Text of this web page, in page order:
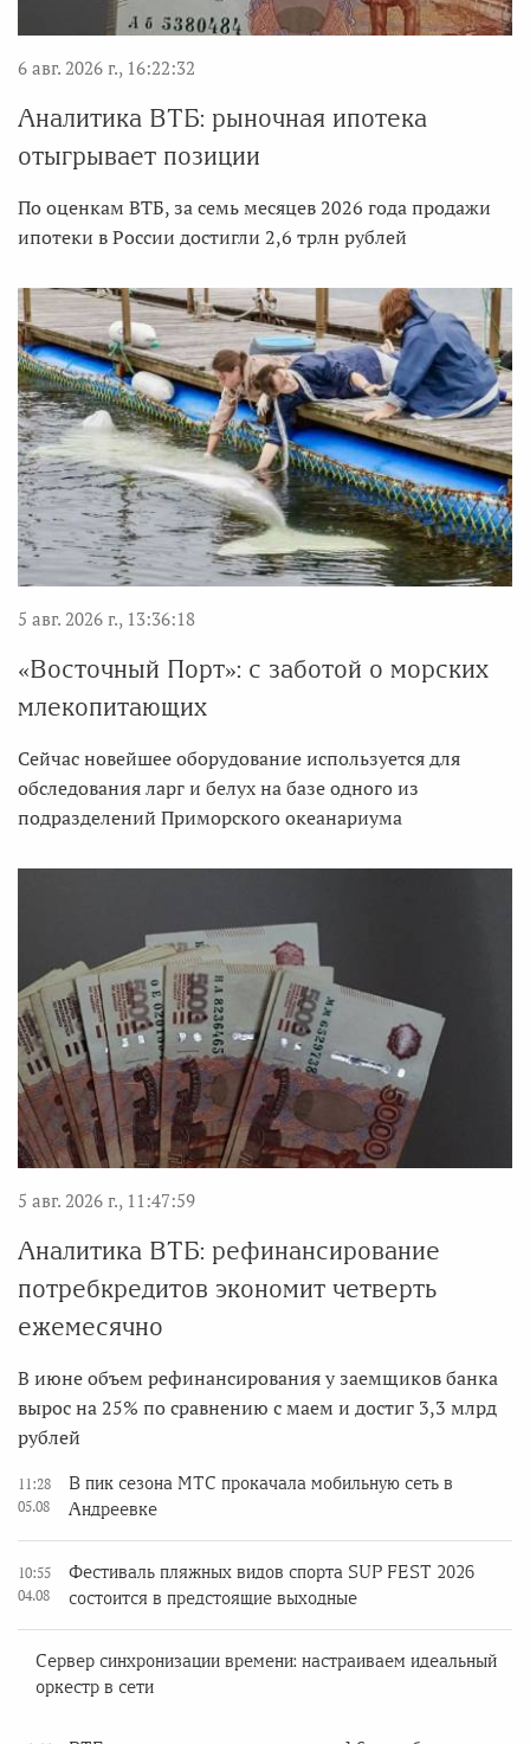
6 авг. 2026 г., 16:22:32
Аналитика ВТБ: рыночная ипотека
отыгрывает позиции
По оценкам ВТБ, за семь месяцев 2026 года продажи
ипотеки в России достигли 2,6 трлн рублей
5 авг. 2026 г., 13:36:18
«Восточный Порт»: с заботой о морских
млекопитающих
Сейчас новейшее оборудование используется для
обследования ларг и белух на базе одного из
подразделений Приморского океанариума
5 авг. 2026 г., 11:47:59
Аналитика ВТБ: рефинансирование
потребкредитов экономит четверть
ежемесячно
В июне объем рефинансирования у заемщиков банка
вырос на 25% по сравнению с маем и достиг 3,3 млрд
рублей
11:28
05.08
В пик сезона МТС прокачала мобильную сеть в
Андреевке
10:55
04.08
Фестиваль пляжных видов спорта SUP FEST 2026
состоится в предстоящие выходные
Сервер синхронизации времени: настраиваем идеальный
оркестр в сети